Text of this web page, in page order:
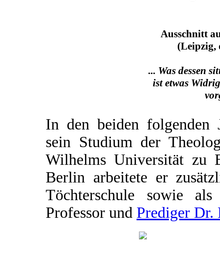
Ausschnitt
(Leipzig,
... Was dessen
ist etwas
In den beiden folgenden
sein Studium der
Wilhelms Universität zu
Berlin arbeitete er
Töchterschule sowie
Professor und Prediger Dr.